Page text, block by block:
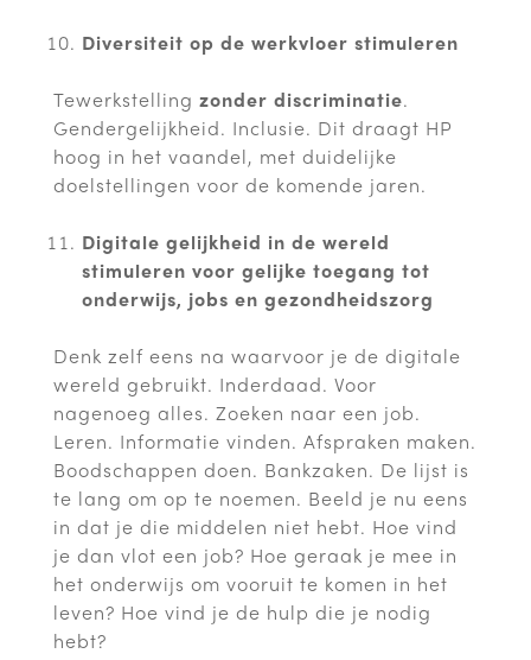
Diversiteit op de werkvloer stimuleren
Tewerkstelling zonder discriminatie.
Gendergelijkheid. Inclusie. Dit draagt HP
hoog in het vaandel, met duidelijke
doelstellingen voor de komende jaren.
Digitale gelijkheid in de wereld
stimuleren voor gelijke toegang tot
onderwijs, jobs en gezondheidszorg
Denk zelf eens na waarvoor je de digitale
wereld gebruikt. Inderdaad. Voor
nagenoeg alles. Zoeken naar een job.
Leren. Informatie vinden. Afspraken maken.
Boodschappen doen. Bankzaken. De lijst is
te lang om op te noemen. Beeld je nu eens
in dat je die middelen niet hebt. Hoe vind
je dan vlot een job? Hoe geraak je mee in
het onderwijs om vooruit te komen in het
leven? Hoe vind je de hulp die je nodig
hebt?